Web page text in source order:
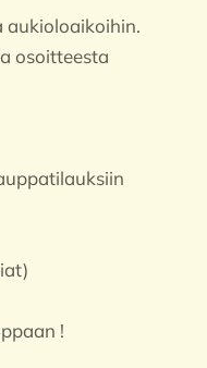
osoitteesta
!